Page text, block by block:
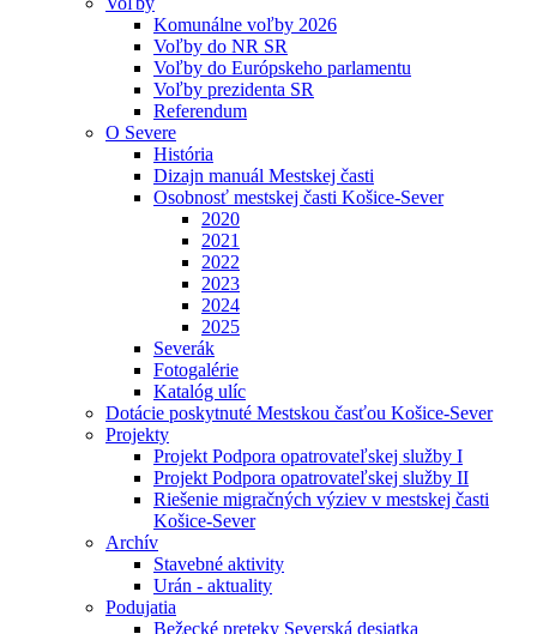
Komunálne voľby 2026
Voľby do NR SR
Voľby do Európskeho parlamentu
Voľby prezidenta SR
Referendum
O Severe
História
Dizajn manuál Mestskej časti
Osobnosť mestskej časti Košice-Sever
2020
2021
2022
2023
2024
2025
Severák
Fotogalérie
Katalóg ulíc
Dotácie poskytnuté Mestskou časťou Košice-Sever
Projekty
Projekt Podpora opatrovateľskej služby I
Projekt Podpora opatrovateľskej služby II
Riešenie migračných výziev v mestskej časti
Košice-Sever
Archív
Stavebné aktivity
Urán - aktuality
Podujatia
Bežecké preteky Severská desiatka